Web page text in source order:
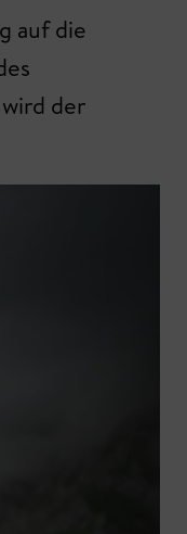
auf die
der